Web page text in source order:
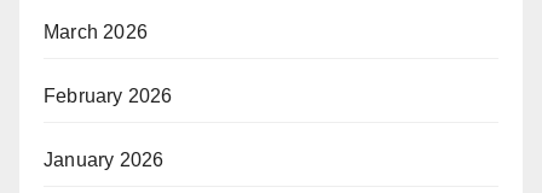
March 2026
February 2026
January 2026